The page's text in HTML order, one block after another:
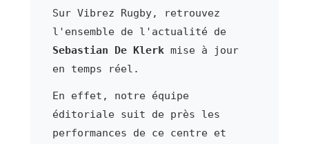
Sur Vibrez Rugby, retrouvez
l'ensemble de l'actualité de
Sebastian De Klerkmise à jour
en temps réel.
En effet, notre équipe
éditoriale suit de près les
performances de ce centre et